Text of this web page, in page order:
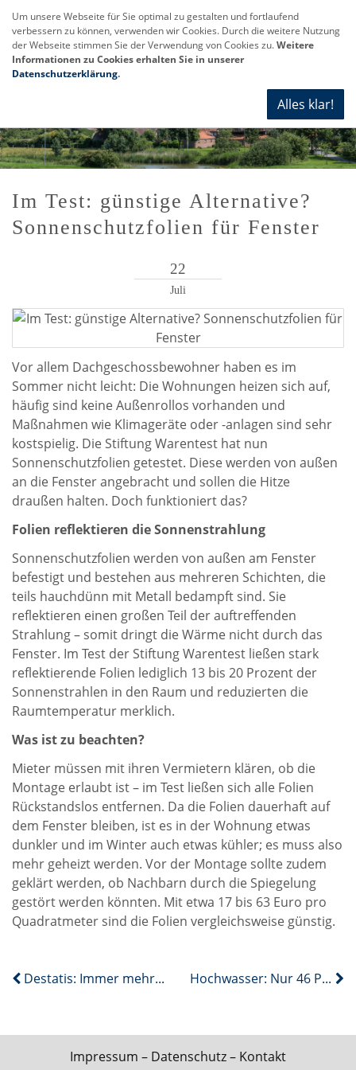
Im Test: günstige Alternative?
Sonnenschutzfolien für Fenster
22
Juli
Vor allem Dachgeschossbewohner haben es im
Sommer nicht leicht: Die Wohnungen heizen sich auf,
häufig sind keine Außenrollos vorhanden und
Maßnahmen wie Klimageräte oder -anlagen sind sehr
kostspielig. Die Stiftung Warentest hat nun
Sonnenschutzfolien getestet. Diese werden von außen
an die Fenster angebracht und sollen die Hitze
draußen halten. Doch funktioniert das?
Folien reflektieren die Sonnenstrahlung
Sonnen­schutz­folien werden von außen am Fenster
befestigt und bestehen aus mehreren Schichten, die
teils hauchdünn mit Metall bedampft sind. Sie
reflektieren einen großen Teil der auftreffenden
Strahlung – somit dringt die Wärme nicht durch das
Fenster. Im Test der Stiftung Warentest ließen stark
reflektierende Folien lediglich 13 bis 20 Prozent der
Sonnen­strahlen in den Raum und reduzierten die
Raumtemperatur merklich.
Was ist zu beachten?
Mieter müssen mit ihren Vermietern klären, ob die
Montage erlaubt ist – im Test ließen sich alle Folien
Rückstandslos entfernen. Da die Folien dauerhaft auf
dem Fenster bleiben, ist es in der Wohnung etwas
dunkler und im Winter auch etwas kühler; es muss also
mehr geheizt werden. Vor der Montage sollte zudem
geklärt werden, ob Nachbarn durch die Spiegelung
gestört werden könnten. Mit etwa 17 bis 63 Euro pro
Quadrat­meter sind die Folien vergleichsweise günstig.
Destatis: Immer mehr Neubauten heizen klimafreundlich Hochwasser: Nur 46 Prozent aller Privathäuser sind versichert
Impressum – Datenschutz– Kontakt
Um unsere Webseite für Sie optimal zu gestalten und fortlaufend
verbessern zu können, verwenden wir Cookies. Durch die weitere Nutzung
der Webseite stimmen Sie der Verwendung von Cookies zu.Weitere
Informationen zu Cookies erhalten Sie in unserer
Datenschutzerklärung.
Alles klar!